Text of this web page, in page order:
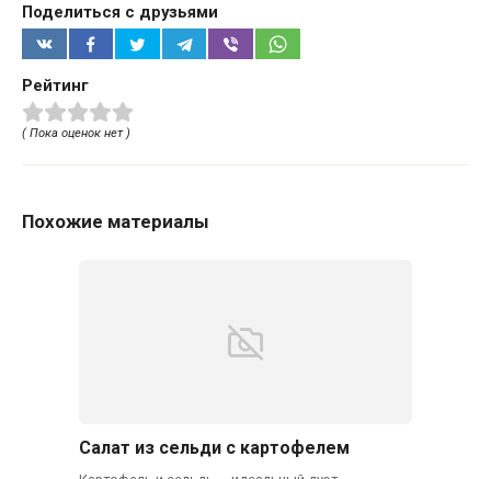
Поделиться с друзьями
Рейтинг
( Пока оценок нет )
Похожие материалы
Салат из сельди с картофелем